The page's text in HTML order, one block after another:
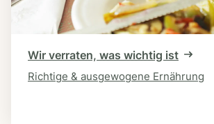
Wir verraten, was wichtig ist
Richtige & ausgewogene Ernährung